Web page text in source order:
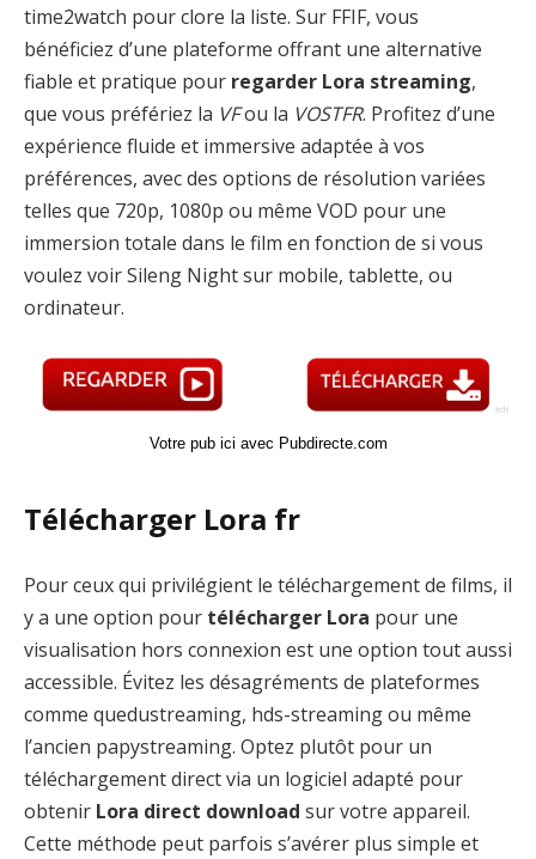
time2watch pour clore la liste. Sur FFIF, vous
bénéficiez d’une plateforme offrant une alternative
fiable et pratique pour regarder Lora streaming,
que vous préfériez la VFou la VOSTFR. Profitez d’une
expérience fluide et immersive adaptée à vos
préférences, avec des options de résolution variées
telles que 720p, 1080p ou même VOD pour une
immersion totale dans le film en fonction de si vous
voulez voir Sileng Night sur mobile, tablette, ou
ordinateur.
Votre pub ici avec Pubdirecte.com
Télécharger Lora fr
Pour ceux qui privilégient le téléchargement de films, il
y a une option pour télécharger Lora pour une
visualisation hors connexion est une option tout aussi
accessible. Évitez les désagréments de plateformes
comme quedustreaming, hds-streaming ou même
l’ancien papystreaming. Optez plutôt pour un
téléchargement direct via un logiciel adapté pour
obtenir Lora direct download sur votre appareil.
Cette méthode peut parfois s’avérer plus simple et